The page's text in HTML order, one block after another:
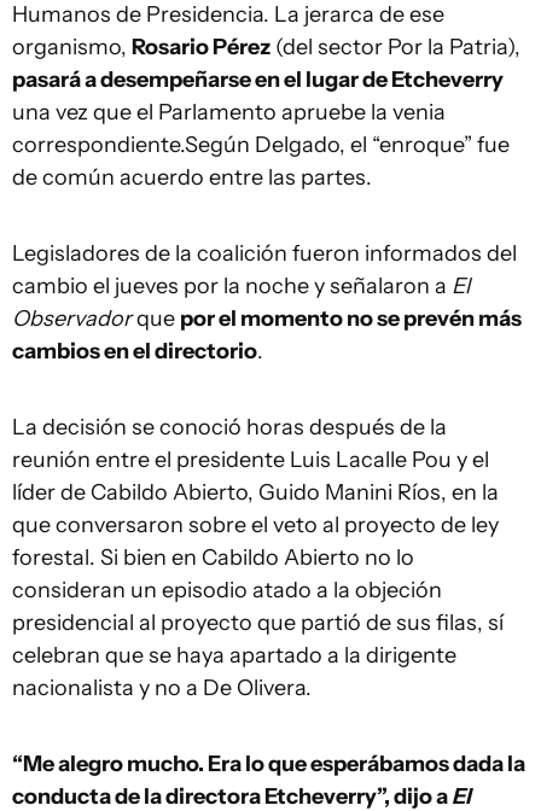
Humanos de Presidencia. La jerarca de ese
organismo, Rosario Pérez (del sector Por la Patria),
pasará a desempeñarse en el lugar de Etcheverry
una vez que el Parlamento apruebe la venia
correspondiente.Según Delgado, el “enroque” fue
de común acuerdo entre las partes.
Legisladores de la coalición fueron informados del
cambio el jueves por la noche y señalaron a El
Observadorque por el momento no se prevén más
cambios en el directorio.
La decisión se conoció horas después de la
reunión entre el presidente Luis Lacalle Pou y el
líder de Cabildo Abierto, Guido Manini Ríos, en la
que conversaron sobre el veto al proyecto de ley
forestal. Si bien en Cabildo Abierto no lo
consideran un episodio atado a la objeción
presidencial al proyecto que partió de sus filas, sí
celebran que se haya apartado a la dirigente
nacionalista y no a De Olivera.
“Me alegro mucho. Era lo que esperábamos dada la
conducta de la directora Etcheverry”, dijo aEl